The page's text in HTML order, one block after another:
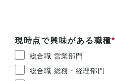
現時点で興味がある職種*
総合職 営業部門
総合職 総務・経理部門